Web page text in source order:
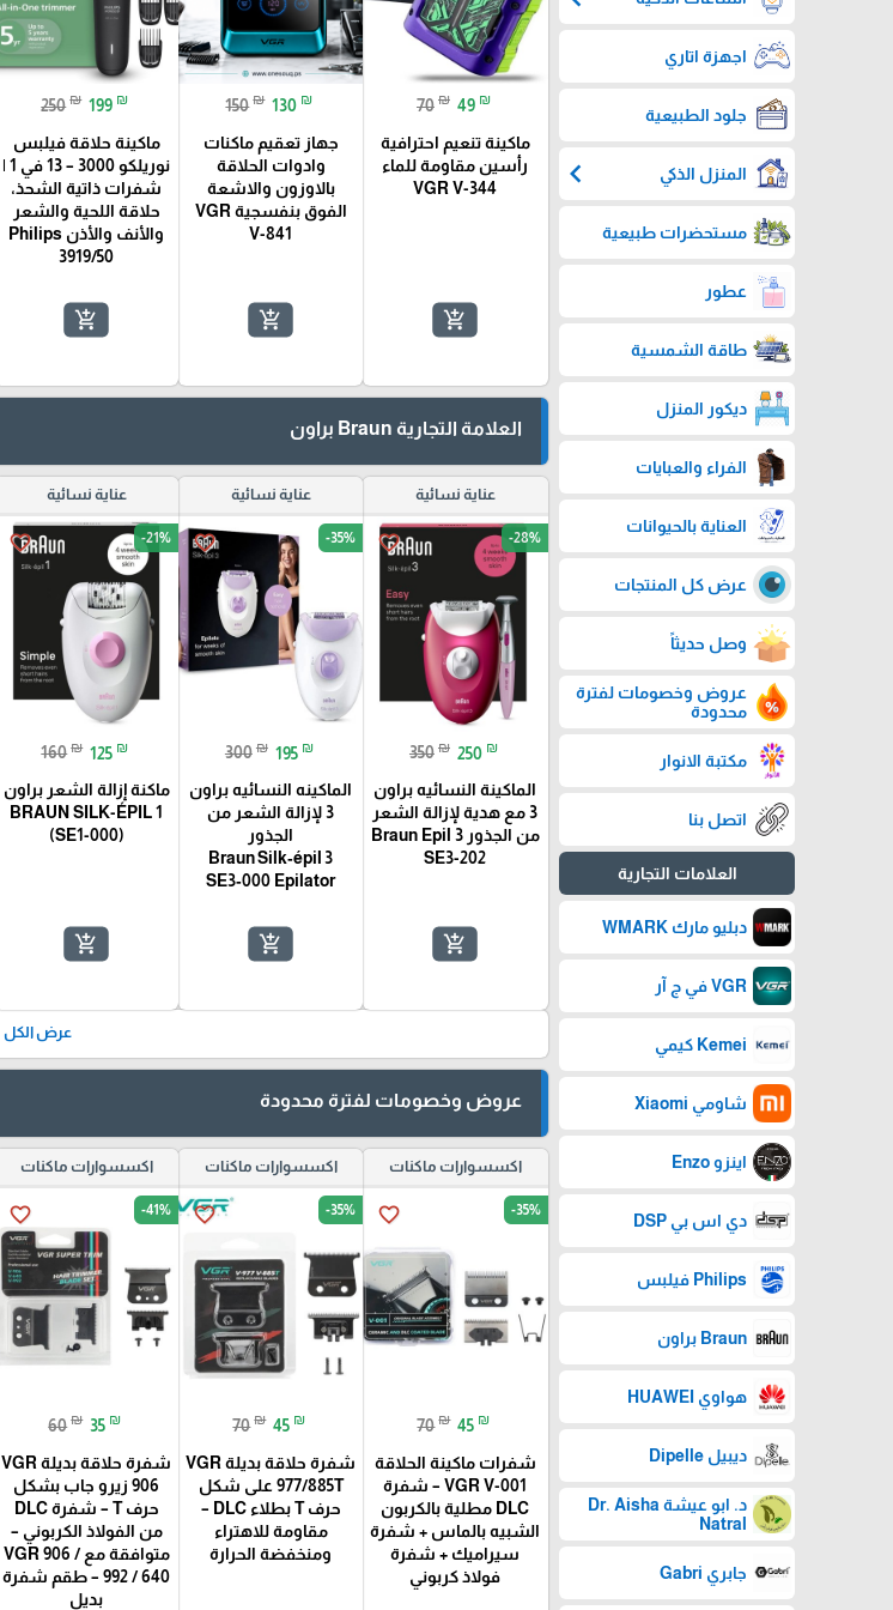
اجهزة اتاري
جلود الطبيعية
المنزل الذكي chevron_left
مستحضرات طبيعية
عطور
طاقة الشمسية
ديكور المنزل
الفراء والعبايات
العناية بالحيوانات
عرض كل المنتجات
وصل حديثاً
عروض وخصومات لفترة
محدودة
مكتبة الانوار
اتصل بنا
العلامات التجارية
دبليو مارك WMARK
VGR في ج آر
Kemei كيمي
شاومي Xiaomi
اينزو Enzo
دي اس بي DSP
Philips فيلبس
Braun براون
هواوي HUAWEI
ديبيل Dipelle
د. ابو عيشة Dr. Aisha
Natral
جابري Gabri
70 ₪ 49 ₪
ماكينة تنعيم احترافية
رأسين مقاومة للماء
VGR V-344
add_shopping_cart
150 ₪ 130 ₪
جهاز تعقيم ماكنات
وادوات الحلاقة
بالاوزون والاشعة
الفوق بنفسجية VGR
V-841
add_shopping_cart
250 ₪ 199 ₪
ماكينة حلاقة فيلبس
نوريلكو 3000 – 13 في 1 |
شفرات ذاتية الشحذ،
حلاقة اللحية والشعر
والأنف والأذن Philips
3919/50
add_shopping_cart
العلامة التجارية Braun براون
عناية نسائية
favorite_border -28%
350 ₪ 250 ₪
الماكينة النسائيه براون
3 مع هدية لإزالة الشعر
من الجذور Braun Epil 3
SE3-202
add_shopping_cart
عناية نسائية
favorite_border -35%
300 ₪ 195 ₪
الماكينه النسائيه براون
3 لإزالة الشعر من
الجذور
Braun Silk‑épil 3
SE3‑000 Epilator
add_shopping_cart
عناية نسائية
favorite_border -21%
160 ₪ 125 ₪
ماكنة إزالة الشعر براون
BRAUN SILK-ÉPIL 1
(SE1-000)
add_shopping_cart
عرض الكل
عروض وخصومات لفترة محدودة
اكسسوارات ماكنات
favorite_border -35%
70 ₪ 45 ₪
شفرات ماكينة الحلاقة
VGR V-001 – شفرة
DLC مطلية بالكربون
الشبيه بالماس + شفرة
سيراميك + شفرة
فولاذ كربوني
اكسسوارات ماكنات
favorite_border -35%
70 ₪ 45 ₪
شفرة حلاقة بديلة VGR
977/885T على شكل
حرف T بطلاء DLC –
مقاومة للاهتراء
ومنخفضة الحرارة
اكسسوارات ماكنات
favorite_border -41%
60 ₪ 35 ₪
شفرة حلاقة بديلة VGR
906 زيرو جاب بشكل
حرف T – شفرة DLC
من الفولاذ الكربوني –
متوافقة مع VGR 906 /
992 / 640 – طقم شفرة
بديل